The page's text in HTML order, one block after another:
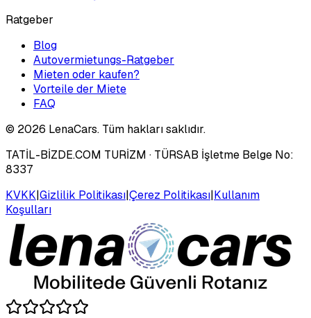
Ratgeber
Blog
Autovermietungs-Ratgeber
Mieten oder kaufen?
Vorteile der Miete
FAQ
© 2026 LenaCars. Tüm hakları saklıdır.
TATİL-BİZDE.COM TURİZM · TÜRSAB İşletme Belge No:
8337
KVKK|Gizlilik Politikası|Çerez Politikası|Kullanım
Koşulları